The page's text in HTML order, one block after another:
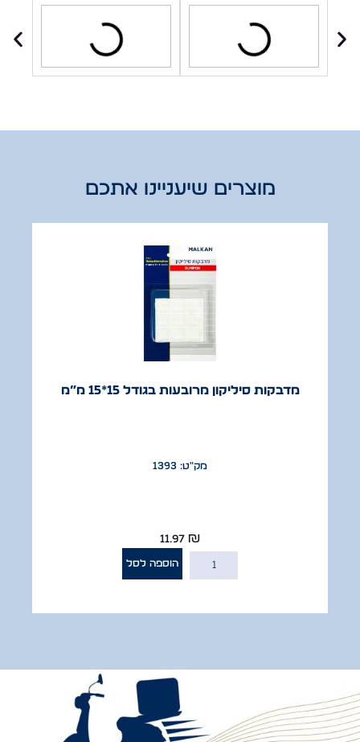
מוצרים שיעניינו אתכם
מדבקות סיליקון מרובעות בגודל 15*15 מ”מ
מק"ט: 1393
11.97₪
הוספה לסל